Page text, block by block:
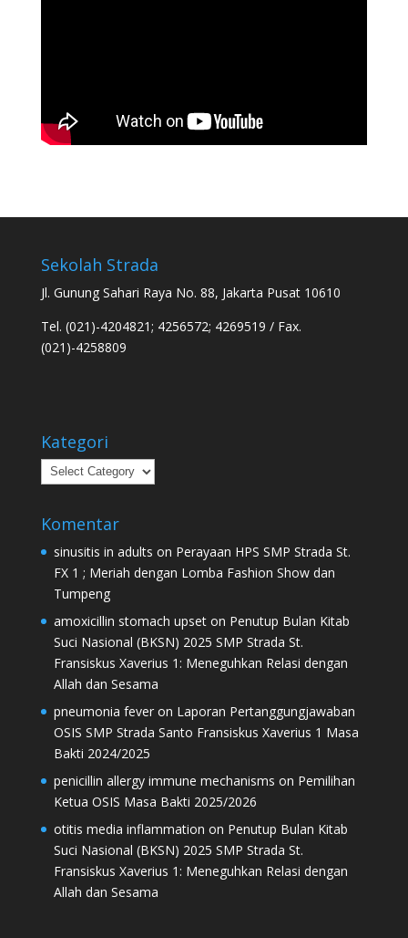
Sekolah Strada
Jl. Gunung Sahari Raya No. 88, Jakarta Pusat 10610
Tel. (021)-4204821; 4256572; 4269519 / Fax.
(021)-4258809
Kategori
Kategori
Komentar
sinusitis in adults on Perayaan HPS SMP Strada St.
FX 1 ; Meriah dengan Lomba Fashion Show dan
Tumpeng
amoxicillin stomach upseton Penutup Bulan Kitab
Suci Nasional (BKSN) 2025 SMP Strada St.
Fransiskus Xaverius 1: Meneguhkan Relasi dengan
Allah dan Sesama
pneumonia feveron Laporan Pertanggungjawaban
OSIS SMP Strada Santo Fransiskus Xaverius 1 Masa
Bakti 2024/2025
penicillin allergy immune mechanisms on Pemilihan
Ketua OSIS Masa Bakti 2025/2026
otitis media inflammation on Penutup Bulan Kitab
Suci Nasional (BKSN) 2025 SMP Strada St.
Fransiskus Xaverius 1: Meneguhkan Relasi dengan
Allah dan Sesama